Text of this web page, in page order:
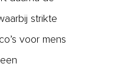
strikte
voor mens